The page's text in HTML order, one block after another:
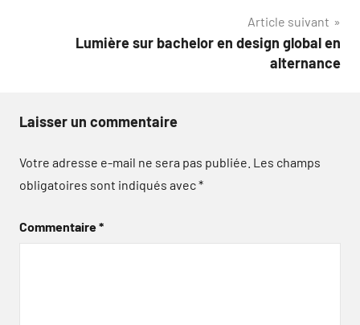
Article suivant
Lumière sur bachelor en design global en
alternance
Laisser un commentaire
Votre adresse e-mail ne sera pas publiée. Les champs
obligatoires sont indiqués avec*
Commentaire*